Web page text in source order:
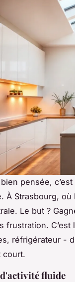
pensée,
À Strasbourg,
Le but ?
frustration. C’est
réfrigérateur -
court.
fluide